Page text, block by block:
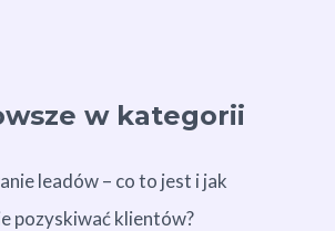
w kategorii
leadów – co to jest i jak
pozyskiwać klientów?